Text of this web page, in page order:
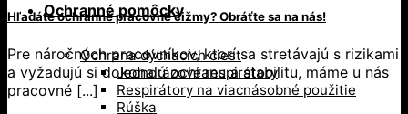
Ochranné pomôcky
Ochrana dýchacích ciest
Jednorázové respirátory
Respirátory na viacnásobné použitie
Rúška
Hľadáte ochranné pracovné čižmy? Obráťte sa na nás!
Pre náročných pracovníkov, ktorí sa stretávajú s rizikami
a vyžadujú si dokonalú ochranu a stabilitu, máme u nás
pracovné [...]